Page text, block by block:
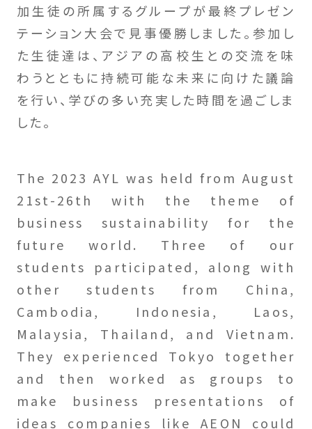
加生徒の所属するグループが最終プレゼン
テーション大会で見事優勝しました。参加し
た生徒達は、アジアの高校生との交流を味
わうとともに持続可能な未来に向けた議論
を行い、学びの多い充実した時間を過ごしま
した。
The 2023 AYL was held from August
21st-26th with the theme of
business sustainability for the
future world. Three of our
students participated, along with
other students from China,
Cambodia, Indonesia, Laos,
Malaysia, Thailand, and Vietnam.
They experienced Tokyo together
and then worked as groups to
make business presentations of
ideas companies like AEON could